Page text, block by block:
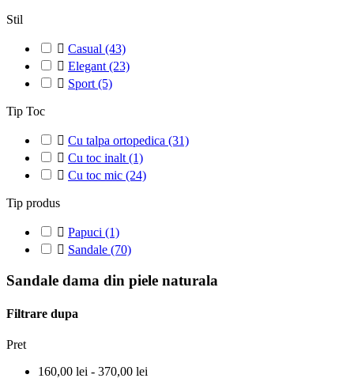
Stil
 Casual (43)
 Elegant (23)
 Sport (5)
Tip Toc
 Cu talpa ortopedica (31)
 Cu toc inalt (1)
 Cu toc mic (24)
Tip produs
 Papuci (1)
 Sandale (70)
Sandale dama din piele naturala
Filtrare dupa
Pret
160,00 lei - 370,00 lei